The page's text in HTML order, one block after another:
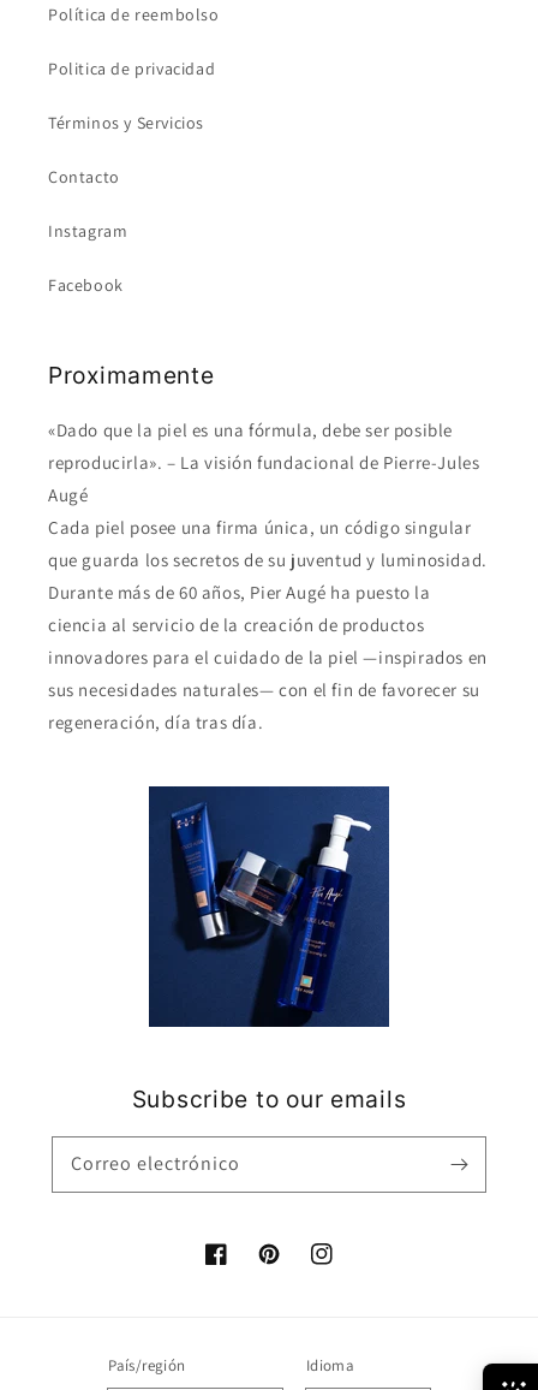
Política de reembolso
Politica de privacidad
Términos y Servicios
Contacto
Instagram
Facebook
Proximamente
«Dado que la piel es una fórmula, debe ser posible
reproducirla». – La visión fundacional de Pierre-Jules
Augé
Cada piel posee una firma única, un código singular
que guarda los secretos de su juventud y luminosidad.
Durante más de 60 años, Pier Augé ha puesto la
ciencia al servicio de la creación de productos
innovadores para el cuidado de la piel —inspirados en
sus necesidades naturales— con el fin de favorecer su
regeneración, día tras día.
Subscribe to our emails
Correo electrónico
FacebookPinterestInstagram
País/región Idioma